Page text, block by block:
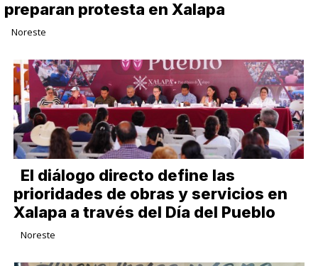
preparan protesta en Xalapa
Noreste
El diálogo directo define las
prioridades de obras y servicios en
Xalapa a través del Día del Pueblo
Noreste